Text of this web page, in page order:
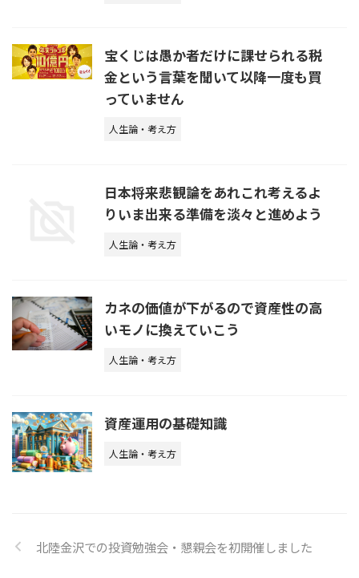
宝くじは愚か者だけに課せられる税
金という言葉を聞いて以降一度も買
っていません
人生論・考え方
日本将来悲観論をあれこれ考えるよ
りいま出来る準備を淡々と進めよう
人生論・考え方
カネの価値が下がるので資産性の高
いモノに換えていこう
人生論・考え方
資産運用の基礎知識
人生論・考え方
北陸金沢での投資勉強会・懇親会を初開催しました